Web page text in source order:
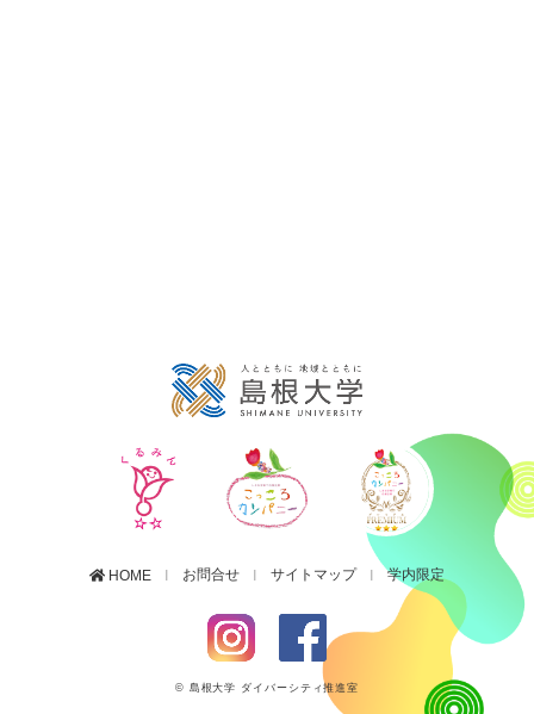
HOME お問合せ サイトマップ 学内限定
© 島根大学 ダイバーシティ推進室